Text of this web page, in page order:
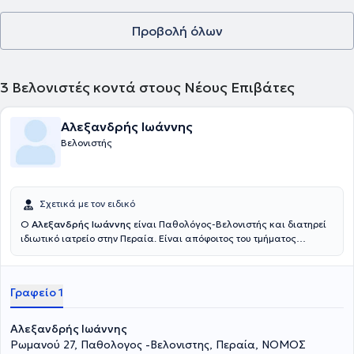
Προβολή όλων
3 Βελονιστές κοντά στους Νέους Επιβάτες
Αλεξανδρής Ιωάννης
Βελονιστής
Σχετικά με τον ειδικό
Ο Αλεξανδρής Ιωάννης είναι Παθολόγος-Βελονιστής και διατηρεί
ιδιωτικό ιατρείο στην Περαία. Είναι απόφοιτος του τμήματος
έλαβε την ειδικότητα του Ειδικού Παθολόγου το 1982. Επίσης, είναι
Θεραπευτική Ιατρική'' του Universita degli Studi di Camerino στο
Torino. Έπειτα, ασχολήθηκε με το βελονισμό, όπου ολοκληρώνοντας
το διετή κύκλο εκπαίδευσης, έλαβε το 1993 το Δίπλωμα Ιατρικού
Βελονισμού από το European Centre for Peace and Development
Γραφείο 1
Αλεξανδρής Ιωάννης
Ρωμανού 27, Παθολογος -Βελονιστης, Περαία, ΝΟΜΟΣ